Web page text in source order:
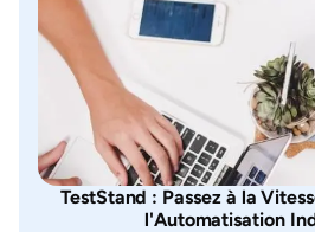
TestStand : Passez à la
l'Automatisation